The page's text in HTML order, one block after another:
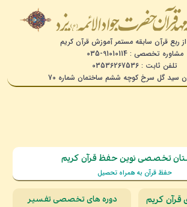
ربع قرآن سابقه مستمر آموزش قرآن کریم
مشاوره تخصصی : 91010114-035
تلفن ثابت : 03536267536
سید گل سرخ کوچه ششم ساختمان شماره 70
تخصصی نوین حفظ قرآن کریم
حفظ قرآن به همراه تحصیل
قرآن کریم دوره های تخصصی تفسیر